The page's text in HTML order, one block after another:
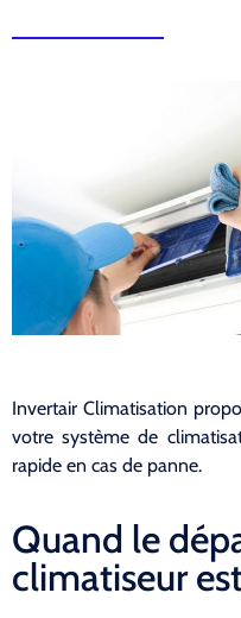
Invertair Climatisation
votre système de
rapide en cas de panne.
Quand le
climatiseur